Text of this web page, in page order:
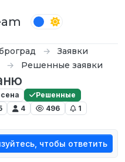
Заявки
Решенные заявки
Решенные
4 496 1
чтобы ответить